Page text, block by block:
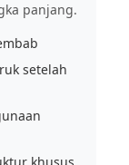
panjang.
setelah